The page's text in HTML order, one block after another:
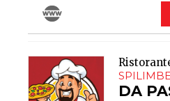
DA